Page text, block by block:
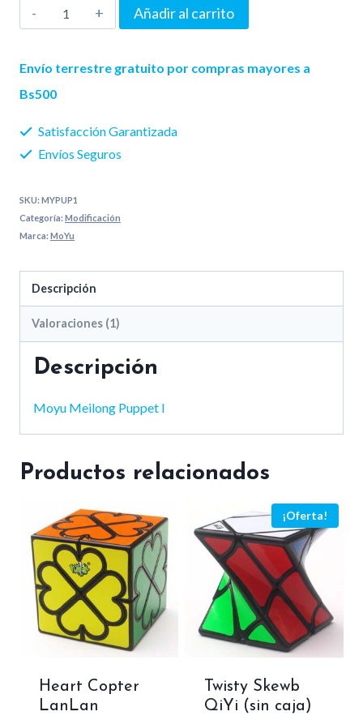
Moyu
Puppet
I
Añadir al carrito
Envío terrestre gratuito por compras mayores a
Bs500
Satisfacción Garantizada
Envíos Seguros
SKU:MYPUP1
Categoría:Modificación
Marca:MoYu
Descripción
Valoraciones (1)
Descripción
Moyu Meilong Puppet I
Productos relacionados
Heart Copter
LanLan
¡Oferta!
Twisty Skewb
QiYi (sin caja)